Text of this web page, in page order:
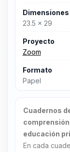
Dimensiones
23.5 x 29
Proyecto
Zoom
Formato
Papel
Cuadernos
educación
En cada